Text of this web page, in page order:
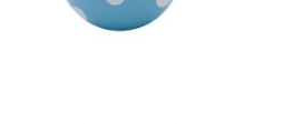
do koszyka